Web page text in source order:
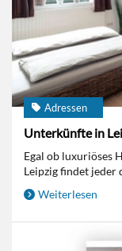
Adressen
Unterkünfte in
Egal ob luxuriöses
Leipzig findet jeder
Weiterlesen